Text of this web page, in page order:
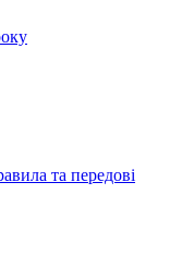
та передові